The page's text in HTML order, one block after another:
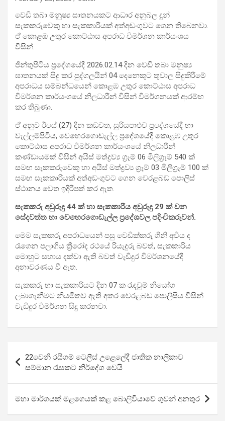
වෙඩි තබා මනුෂ්‍ය ඝාතනයකට ආධාර අනුබල දුන්
සැකකරුවෙකු හා සැකකාරියක් අත්අඩංගුවට ගෙන තිබෙනවා.
ඒ කොළඹ උතුර කොට්ඨාස අපරාධ විමර්ශන කාර්යංශය
විසින්.
ජින්තුපිටිය ප්‍රදේශයේදී 2026.02.14 දින වෙඩි තබා මනුෂ්‍ය
ඝාතනයක් සිදු කර පුද්ගලයින් 04 දෙනෙකුට තුවාල සිදුකිරීමේ
අපරාධය සම්බන්ධයෙන් කොළඹ උතුර කොට්ඨාස අපරාධ
විමර්ශන කාර්යංශයේ නිලධාරීන් විසින් විමර්ශනයක් ආරම්භ
කර තිබුණා.
ඒ අනුව ඊයේ (27) දින කඩවත, සුරියපාළුව ප්‍රදේශයේදී හා
වැල්ලම්පිටිය, වෙහෙරගොඩැල්ල ප්‍රදේශයේදී කොළඹ උතුර
කොට්ඨාස අපරාධ විමර්ශන කාර්යංශයේ නිලධාරීන්
කණ්ඩායමක් විසින් අයිස් මත්ද්‍රව්‍ය ග්‍රෑම් 06 මිලිග්‍රෑම් 540 ක්
සමඟ සැකකරුවෙකු හා අයිස් මත්ද්‍රව්‍ය ග්‍රෑම් 03 මිලිග්‍රෑම් 100 ක්
සමඟ සැකකාරියක් අත්අඩංගුවට ගෙන වෙරළබඩ පොලිස්
ස්ථානය වෙත ඉදිරිපත් කර ඇත.
සැකකරු අවුරුදු 44 ක් හා සැකකාරිය අවුරුදු 29 ක් වන
සේදවත්ත හා වෙහෙරගොඩැල්ල ප්‍රදේශවල පදිංචිකරුවන්.
මෙම සැකකරු අපරාධයෙන් පසු වෙඩික්කරු ගිනි අවිය ද
රැගෙන පලාගිය ත්‍රීරෝද රථයේ රියැදුරු බවත්, සැකකාරිය
මොහුට සහාය දක්වා ඇති බවත් වැඩිදුර විමර්ශනයේදී
අනාවරණය වී ඇත.
සැකකරු හා සැකකාරියට දින 07 ක රැඳවුම් නියෝග
ලබාගැනීමට නියමිතව ඇති අතර වෙරළබඩ පොලිසිය විසින්
වැඩිදුර විමර්ශන සිදු කරනවා.
navigation
22වෙනි රයිගම් ටෙලීස් උළෙලේදී ජාතික නාලිකාව
සම්මාන රැසකට නිර්දේශ වෙයි
මහා මාර්ගයක් මළගෙයක් කළ බොලිවියාවේ ගුවන් අනතුර